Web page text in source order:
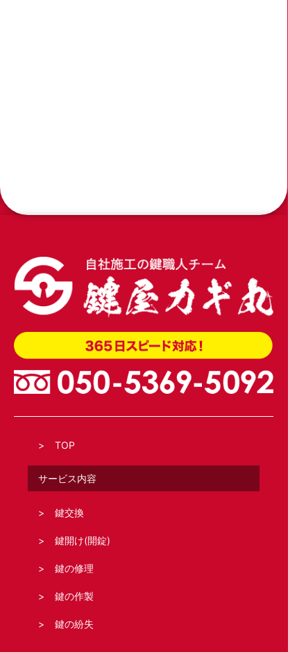
4600に加工交換
2026.04.02
玄関引き戸のトステム錠でKH-208を交換
TOP
サービス内容
鍵交換
鍵開け(開錠)
鍵の修理
鍵の作製
鍵の紛失